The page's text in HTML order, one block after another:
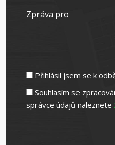
Přihlásil jsem se k
Souhlasím se
správce údajů naleznete